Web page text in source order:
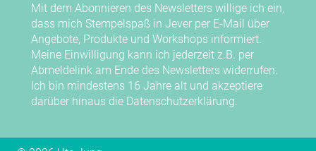
Mit dem Abonnieren des Newsletters willige ich ein,
dass mich Stempelspaß in Jever per E-Mail über
Angebote, Produkte und Workshops informiert.
Meine Einwilligung kann ich jederzeit z.B. per
Abmeldelink am Ende des Newsletters widerrufen.
Ich bin mindestens 16 Jahre alt und akzeptiere
darüber hinaus die Datenschutzerklärung.